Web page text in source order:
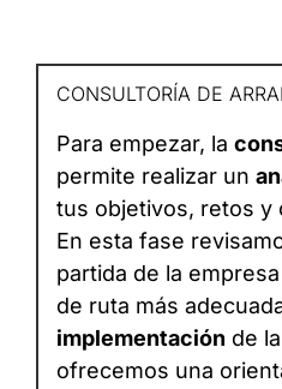
CONSULTORÍA DE
Para empezar, la
permite realizar un
tus objetivos, retos y
En esta fase
partida de la
de ruta más
implementación de
ofrecemos una